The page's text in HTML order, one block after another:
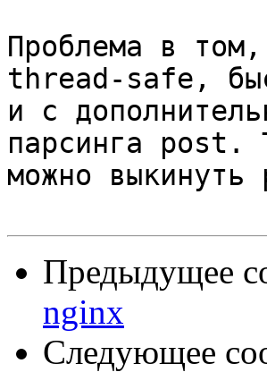
Проблема в
thread-safe,
и с
парсинга
можно
Предыдущее
nginx
Следующее